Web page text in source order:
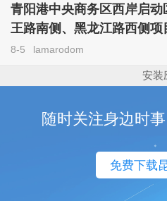
青阳港中央商务区西岸启动
王路南侧、黑龙江路西侧项
8-5 lamarodom
安装
随时关注身边时
免费下载